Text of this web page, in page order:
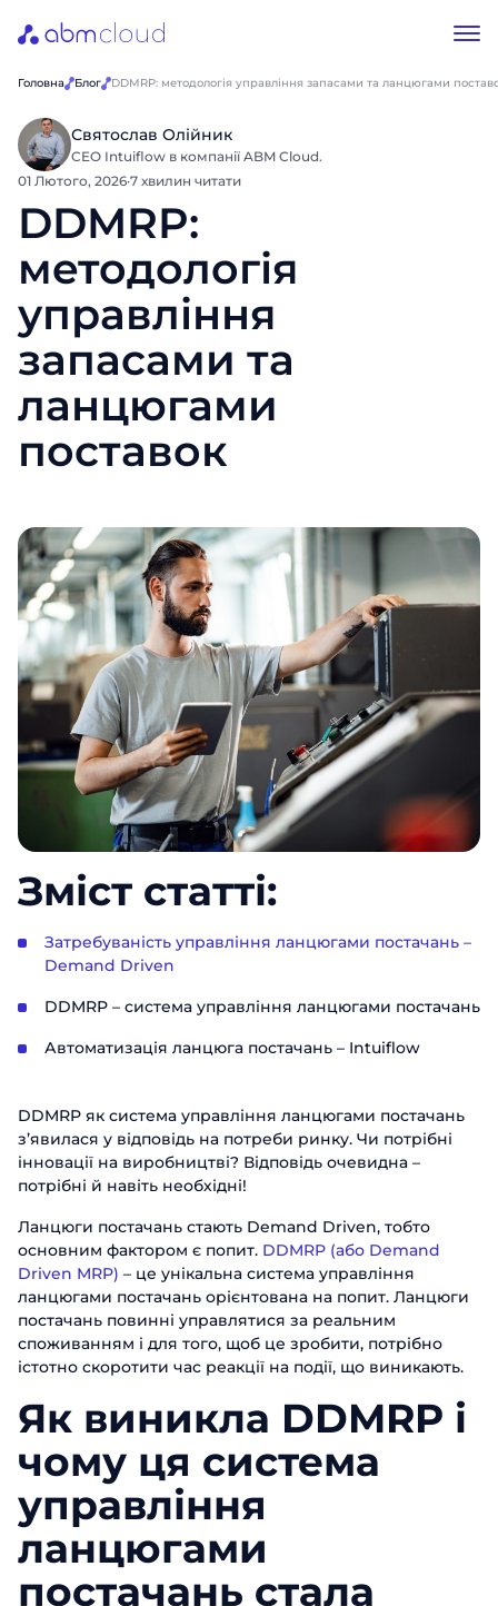
Головна Блог DDMRP: методологія управління запасами та ланцюгами
Святослав Олійник
CEO Intuiflow в компанії ABM Cloud.
01 Лютого, 2026·7 хвилин читати
DDMRP:
методологія
управління
запасами та
ланцюгами
поставок
Зміст статті:
Затребуваність управління ланцюгами постачань –
Demand Driven
DDMRP – система управління ланцюгами постачань
Автоматизація ланцюга постачань – Intuiflow
DDMRP як система управління ланцюгами постачань
з’явилася у відповідь на потреби ринку. Чи потрібні
інновації на виробництві? Відповідь очевидна –
потрібні й навіть необхідні!
Ланцюги постачань стають Demand Driven, тобто
основним фактором є попит. DDMRP (або Demand
Driven MRP) – це унікальна система управління
ланцюгами постачань орієнтована на попит. Ланцюги
постачань повинні управлятися за реальним
споживанням і для того, щоб це зробити, потрібно
істотно скоротити час реакції на події, що виникають.
Як виникла DDMRP і
чому ця система
управління
ланцюгами
постачань стала